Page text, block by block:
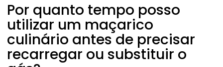
Por quanto tempo posso
utilizar um maçarico
culinário antes de precisar
recarregar ou substituir o